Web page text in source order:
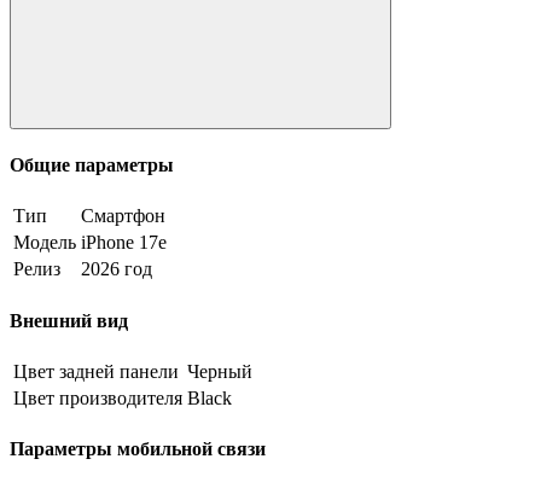
Общие параметры
Тип
Смартфон
Модель iPhone 17e
Релиз
2026 год
Внешний вид
Цвет задней панели Черный
Цвет производителя Black
Параметры мобильной связи